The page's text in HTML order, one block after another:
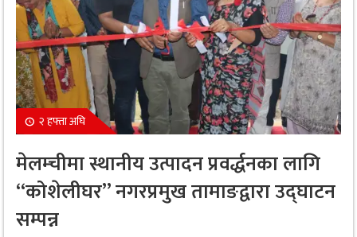
२ हफ्ता अघि
मेलम्चीमा स्थानीय उत्पादन प्रवर्द्धनका लागि
“कोशेलीघर” नगरप्रमुख तामाङद्वारा उद्घाटन
सम्पन्न